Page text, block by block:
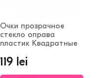
Очки прозрачное
стекло оправа
пластик Квадратные
119 lei